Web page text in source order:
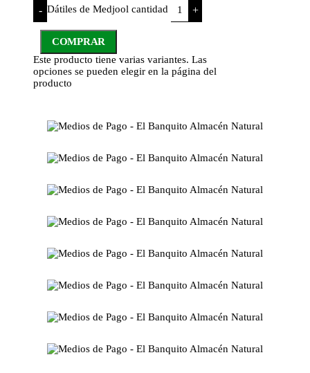
- Dátiles de Medjool cantidad +
COMPRAR
Este producto tiene varias variantes. Las
opciones se pueden elegir en la página del
producto